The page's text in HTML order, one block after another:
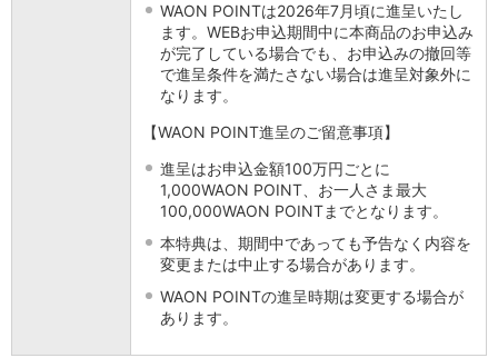
WAON POINTは2026年7月頃に進呈いたし
ます。WEBお申込期間中に本商品のお申込み
が完了している場合でも、お申込みの撤回等
で進呈条件を満たさない場合は進呈対象外に
なります。
【WAON POINT進呈のご留意事項】
進呈はお申込金額100万円ごとに
1,000WAON POINT、お一人さま最大
100,000WAON POINTまでとなります。
本特典は、期間中であっても予告なく内容を
変更または中止する場合があります。
WAON POINTの進呈時期は変更する場合が
あります。